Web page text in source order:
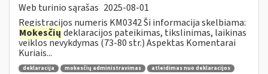
Web turinio sąrašas 2025-08-01
Registracijos numeris KM0342 Ši informacija skelbiama:
Mokesčių deklaracijos pateikimas, tikslinimas, laikinas
veiklos nevykdymas (73-80 str.) Aspektas Komentarai
Kuriais...
deklaracija mokesčių administravimas
atleidimas nuo deklaracijos